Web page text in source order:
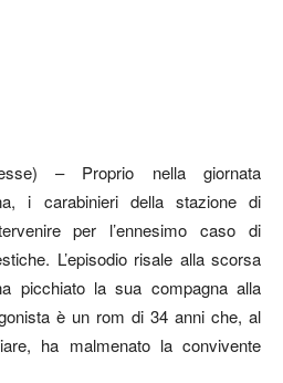
– Proprio nella giornata
i carabinieri della stazione di
per l’ennesimo caso di
L’episodio risale alla scorsa
picchiato la sua compagna alla
è un rom di 34 anni che, al
ha malmenato la convivente